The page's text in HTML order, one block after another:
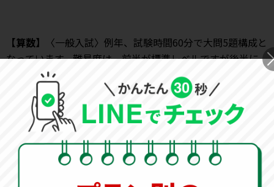
【算数】
〈一般入試〉例年、試験時間60分で大問5題構成と
なっています。難易度は、前半が標準レベルですが後半に
やや難度の高い問題が出題されます。大問1は小問集合で計
算問題や各単元の基本的な問題が出題されるため、ケアレ
スミスをせずに確実に解答しましょう。例年、大問2題が図
形問題となっている他、数の性質や場合の数、割合と比な
どが頻出分野です。頻出分野を重点的に学習し多くの問題
で練習を行い、毎年傾向が似ているので過去問演習にも取
り組みましょう。